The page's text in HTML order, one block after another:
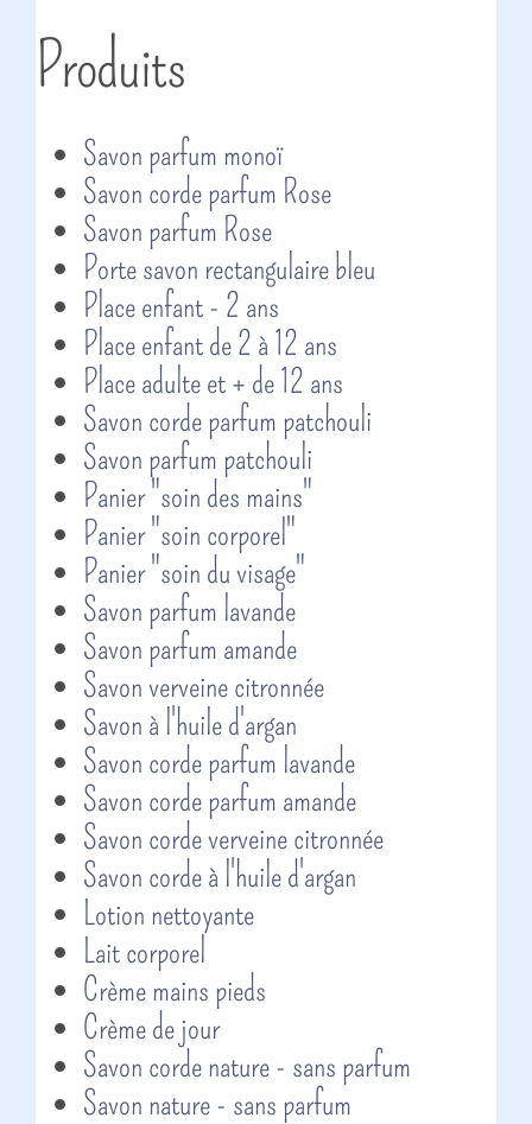
Produits
Savon parfum monoï
Savon corde parfum Rose
Savon parfum Rose
Porte savon rectangulaire bleu
Place enfant - 2 ans
Place enfant de 2 à 12 ans
Place adulte et + de 12 ans
Savon corde parfum patchouli
Savon parfum patchouli
Panier "soin des mains"
Panier "soin corporel"
Panier "soin du visage"
Savon parfum lavande
Savon parfum amande
Savon verveine citronnée
Savon à l'huile d'argan
Savon corde parfum lavande
Savon corde parfum amande
Savon corde verveine citronnée
Savon corde à l'huile d'argan
Lotion nettoyante
Lait corporel
Crème mains pieds
Crème de jour
Savon corde nature - sans parfum
Savon nature - sans parfum